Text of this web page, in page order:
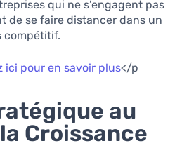
qui ne s’engagent pas
de se faire distancer dans un
compétitif.
ici pour en savoir plus</p
au
Croissance